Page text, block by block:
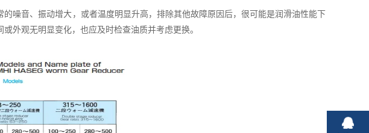
的噪音、振动增大，或者温度明显升高，排除其他故障原因后，很可能是润滑油性能下
外观无明显变化，也应及时检查油质并考虑更换。